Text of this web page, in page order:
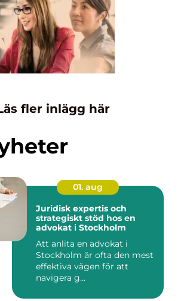
fler inlägg här
01. aug
Juridisk expertis och
strategiskt stöd hos en
advokat i Stockholm
Att anlita en advokat i
Stockholm är ofta den mest
effektiva vägen för att
navigera g...